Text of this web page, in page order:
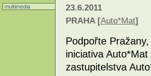
multimedia
23.6.2011
PRAHA [Auto*Mat]
Podpořte
iniciativa
zastupitelstva